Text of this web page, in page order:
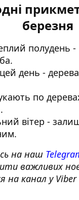
березня
полудень -
день - дерева
по
вітер -
на наш
важливих
на канал у